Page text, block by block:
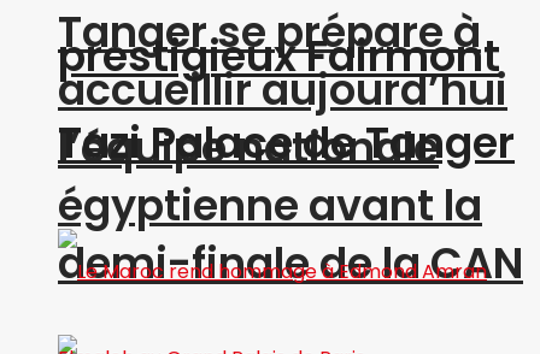
Tanger se prépare à
accueillir aujourd’hui
l’équipe nationale
égyptienne avant la
demi-finale de la CAN
prestigieux Fairmont
Tazi Palace de Tanger